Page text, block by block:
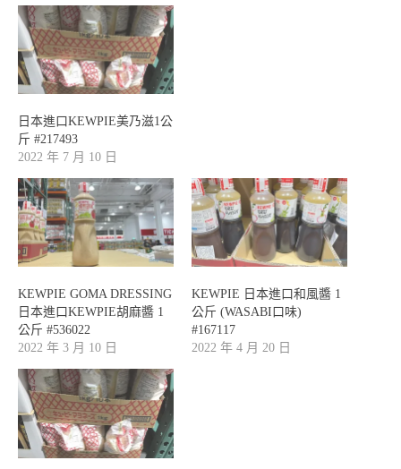
日本進口KEWPIE美乃滋1公
斤 #217493
2022 年 7 月 10 日
KEWPIE GOMA DRESSING
日本進口KEWPIE胡麻醬 1
公斤 #536022
2022 年 3 月 10 日
KEWPIE 日本進口和風醬 1
公斤 (WASABI口味)
#167117
2022 年 4 月 20 日